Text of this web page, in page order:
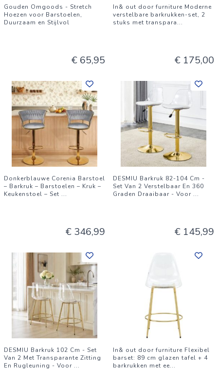
Gouden Omgoods - Stretch
Hoezen voor Barstoelen,
Duurzaam en Stijlvol
€ 65,95
In& out door furniture Moderne
verstelbare barkrukken-set, 2
stuks met transpara...
€ 175,00
Donkerblauwe Corenia Barstoel
– Barkruk – Barstoelen – Kruk –
Keukenstoel – Set ...
€ 346,99
DESMIU Barkruk 82-104 Cm -
Set Van 2 Verstelbaar En 360
Graden Draaibaar - Voor ...
€ 145,99
DESMIU Barkruk 102 Cm - Set
Van 2 Met Transparante Zitting
En Rugleuning - Voor ...
In& out door furniture Flexibel
barset: 89 cm glazen tafel + 4
barkrukken met ee...